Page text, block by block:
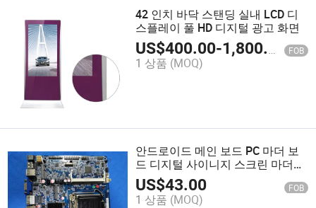
42 인치 바닥 스탠딩 실내 LCD 디
스플레이 풀 HD 디지털 광고 화면
US$400.00-1,800.00 FOB
1 상품 (MOQ)
안드로이드 메인 보드 PC 마더 보
드 디지털 사이니지 스크린 마더보
드
US$43.00 FOB
1 상품 (MOQ)